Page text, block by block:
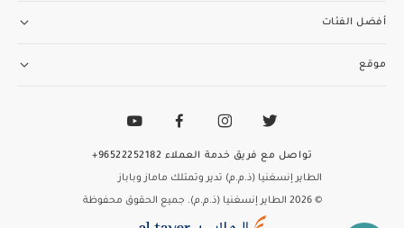
أفضل الفئات
موقع
الطاير إنسغنيا (ذ.م.م) تدير وتمتلك ماماز وباباز
© 2026 الطاير إنسغنيا (ذ.م.م). جميع الحقوق محفوظة
تواصل مع فريق خدمة العملاء 96522252182+